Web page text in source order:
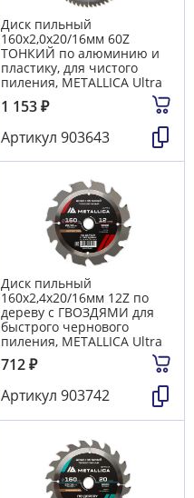
Диск пильный
160х2,0х20/16мм 60Z
ТОНКИЙ по алюминию и
пластику, для чистого
пиления, METALLICA Ultra
1 153₽
Артикул 903643
Диск пильный
160х2,4х20/16мм 12Z по
дереву c ГВОЗДЯМИ для
быстрого чернового
пиления, METALLICA Ultra
712₽
Артикул 903742